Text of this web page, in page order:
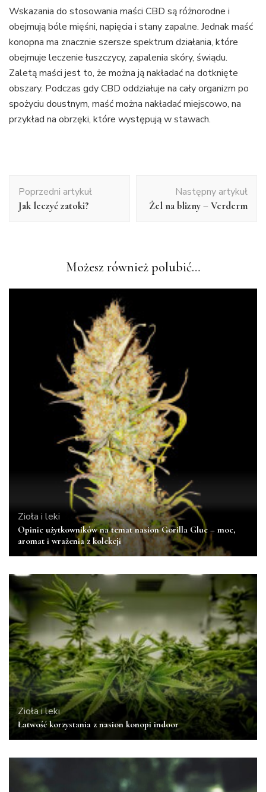
Wskazania do stosowania maści CBD są różnorodne i
obejmują bóle mięśni, napięcia i stany zapalne. Jednak maść
konopna ma znacznie szersze spektrum działania, które
obejmuje leczenie łuszczycy, zapalenia skóry, świądu.
Zaletą maści jest to, że można ją nakładać na dotknięte
obszary. Podczas gdy CBD oddziałuje na cały organizm po
spożyciu doustnym, maść można nakładać miejscowo, na
przykład na obrzęki, które występują w stawach.
wpisu
Poprzedni artykuł
Jak leczyć zatoki?
Następny artykuł
Żel na blizny – Verderm
Możesz również polubić…
Zioła i leki
Opinie użytkowników na temat nasion Gorilla Glue – moc,
aromat i wrażenia z kolekcji
Zioła i leki
Łatwość korzystania z nasion konopi indoor